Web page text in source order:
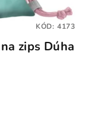
zips Dúha
KÓD: 4173